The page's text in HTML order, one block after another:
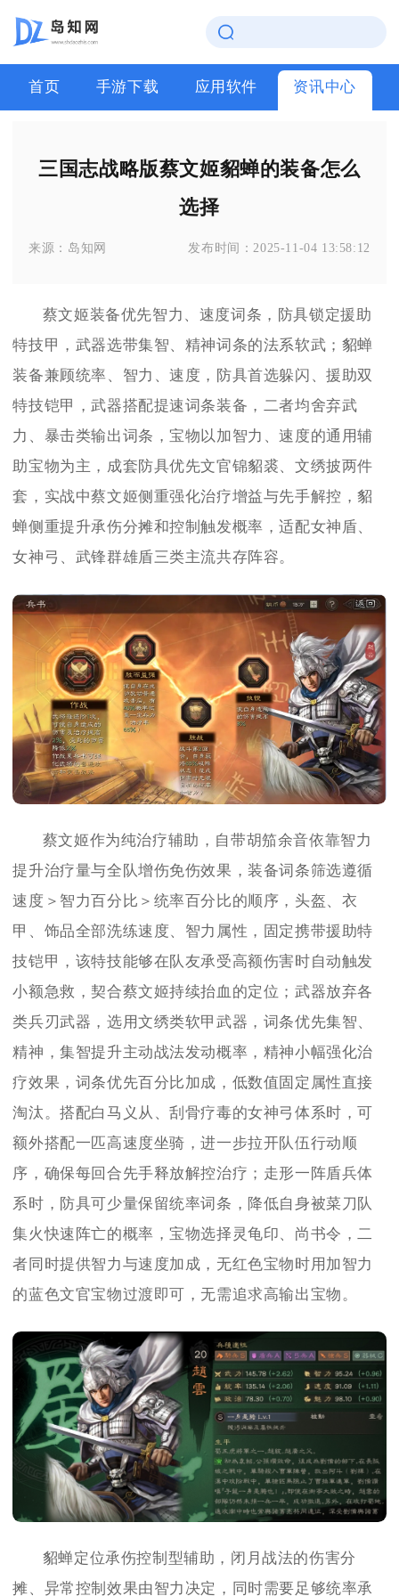
首页 手游下载 应用软件 资讯中心
三国志战略版蔡文姬貂蝉的装备怎么
选择
来源： 岛知网 发布时间： 2025-11-04 13:58:12
蔡文姬装备优先智力、速度词条，防具锁定援助
特技甲，武器选带集智、精神词条的法系软武；貂蝉
装备兼顾统率、智力、速度，防具首选躲闪、援助双
特技铠甲，武器搭配提速词条装备，二者均舍弃武
力、暴击类输出词条，宝物以加智力、速度的通用辅
助宝物为主，成套防具优先文官锦貂裘、文绣披两件
套，实战中蔡文姬侧重强化治疗增益与先手解控，貂
蝉侧重提升承伤分摊和控制触发概率，适配女神盾、
女神弓、武锋群雄盾三类主流共存阵容。
蔡文姬作为纯治疗辅助，自带胡笳余音依靠智力
提升治疗量与全队增伤免伤效果，装备词条筛选遵循
速度＞智力百分比＞统率百分比的顺序，头盔、衣
甲、饰品全部洗练速度、智力属性，固定携带援助特
技铠甲，该特技能够在队友承受高额伤害时自动触发
小额急救，契合蔡文姬持续抬血的定位；武器放弃各
类兵刃武器，选用文绣类软甲武器，词条优先集智、
精神，集智提升主动战法发动概率，精神小幅强化治
疗效果，词条优先百分比加成，低数值固定属性直接
淘汰。搭配白马义从、刮骨疗毒的女神弓体系时，可
额外搭配一匹高速度坐骑，进一步拉开队伍行动顺
序，确保每回合先手释放解控治疗；走形一阵盾兵体
系时，防具可少量保留统率词条，降低自身被菜刀队
集火快速阵亡的概率，宝物选择灵龟印、尚书令，二
者同时提供智力与速度加成，无红色宝物时用加智力
的蓝色文官宝物过渡即可，无需追求高输出宝物。
貂蝉定位承伤控制型辅助，闭月战法的伤害分
摊、异常控制效果由智力决定，同时需要足够统率承